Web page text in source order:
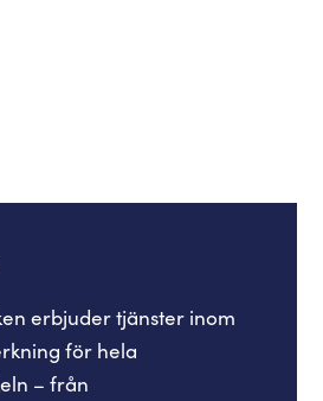
erbjuder tjänster inom
för hela
– från